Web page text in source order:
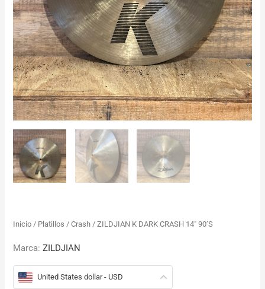
Inicio / Platillos /Crash / ZILDJIAN K DARK CRASH 14″ 90’S
Marca:ZILDJIAN
United States dollar - USD